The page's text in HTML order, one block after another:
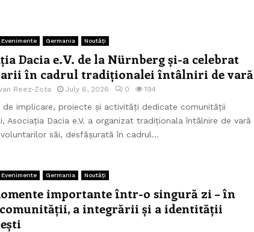
Evenimente Germania Noutăți
Dacia e.V. de la Nürnberg și-a celebrat
în cadrul tradiționalei întâlniri de vară
Reez-Zota July 6, 2026 0 194
de implicare, proiecte și activități dedicate comunității
Asociația Dacia e.V. a organizat tradiționala întâlnire de vară
săi, desfășurată în cadrul...
Evenimente Germania Noutăți
importante într-o singură zi – în
a integrării și a identității